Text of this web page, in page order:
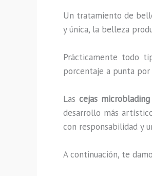
Un tratamiento de
y única, la belleza
Prácticamente todo
porcentaje a punta
Las cejas
desarrollo más
con responsabilidad y
A continuación, te